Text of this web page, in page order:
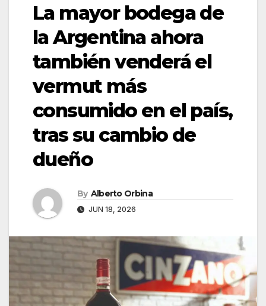
La mayor bodega de
la Argentina ahora
también venderá el
vermut más
consumido en el país,
tras su cambio de
dueño
By Alberto Orbina
JUN 18, 2026